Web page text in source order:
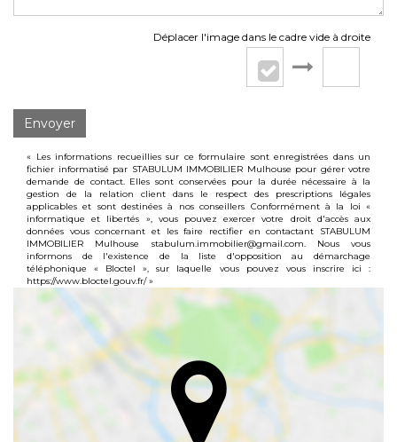
Déplacer l'image dans le cadre vide à droite
Envoyer
« Les informations recueillies sur ce formulaire sont enregistrées dans un
fichier informatisé par STABULUM IMMOBILIER Mulhouse pour gérer votre
demande de contact. Elles sont conservées pour la durée nécessaire à la
gestion de la relation client dans le respect des prescriptions légales
applicables et sont destinées à nos conseillers Conformément à la loi «
informatique et libertés », vous pouvez exercer votre droit d'accès aux
données vous concernant et les faire rectifier en contactant STABULUM
IMMOBILIER Mulhouse stabulum.immobilier@gmail.com. Nous vous
informons de l'existence de la liste d'opposition au démarchage
téléphonique « Bloctel », sur laquelle vous pouvez vous inscrire ici :
https://www.bloctel.gouv.fr/»